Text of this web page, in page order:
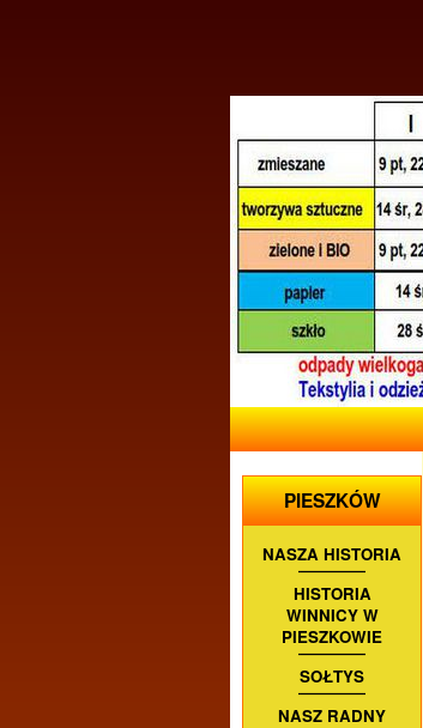
PIESZKÓW
NASZA HISTORIA
HISTORIA
WINNICY W
PIESZKOWIE
SOŁTYS
NASZ RADNY